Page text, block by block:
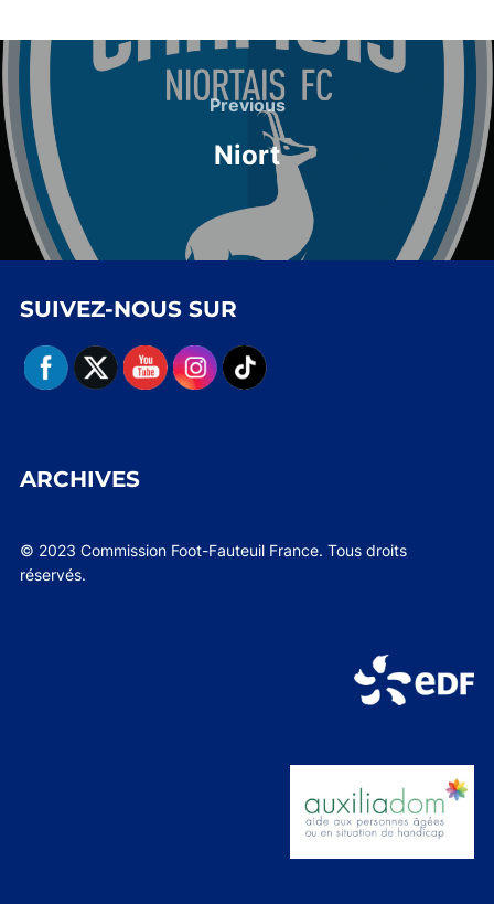
Navigation
de
l’article
Previous
Previous
Niort
SUIVEZ-NOUS SUR
ARCHIVES
© 2023 Commission Foot-Fauteuil France. Tous droits
réservés.